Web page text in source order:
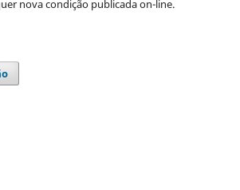
nova condição publicada on-line.